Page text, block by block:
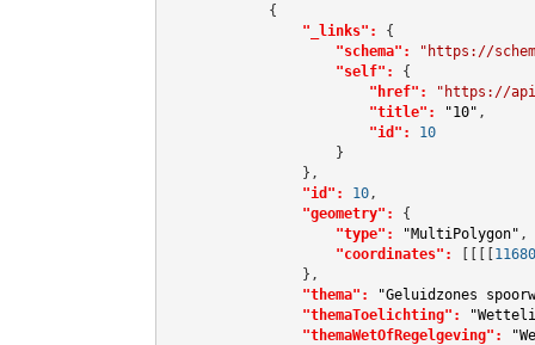
            {
"_links":
{
"schema":
"https://
"self":
{
"href":
"https://
"title":
"10" ,
"id":
10
                    }
                },
"id":
10,
"geometry":
{
"type":
"MultiPolygon" ,
"coordinates":
[[[[
                },
"thema":
"Geluidzones
"themaToelichting":
"themaWetOfRegelgeving":